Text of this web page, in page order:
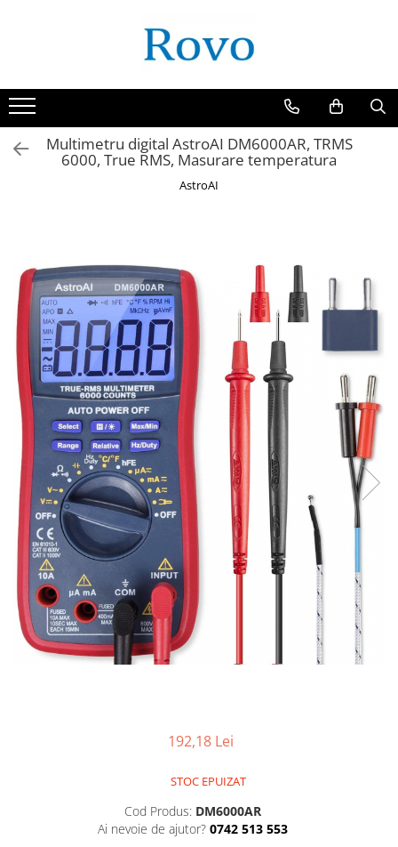
Multimetru digital AstroAI DM6000AR, TRMS
6000, True RMS, Masurare temperatura
AstroAI
192,18 Lei
STOC EPUIZAT
Cod Produs: DM6000AR
Ai nevoie de ajutor? 0742 513 553